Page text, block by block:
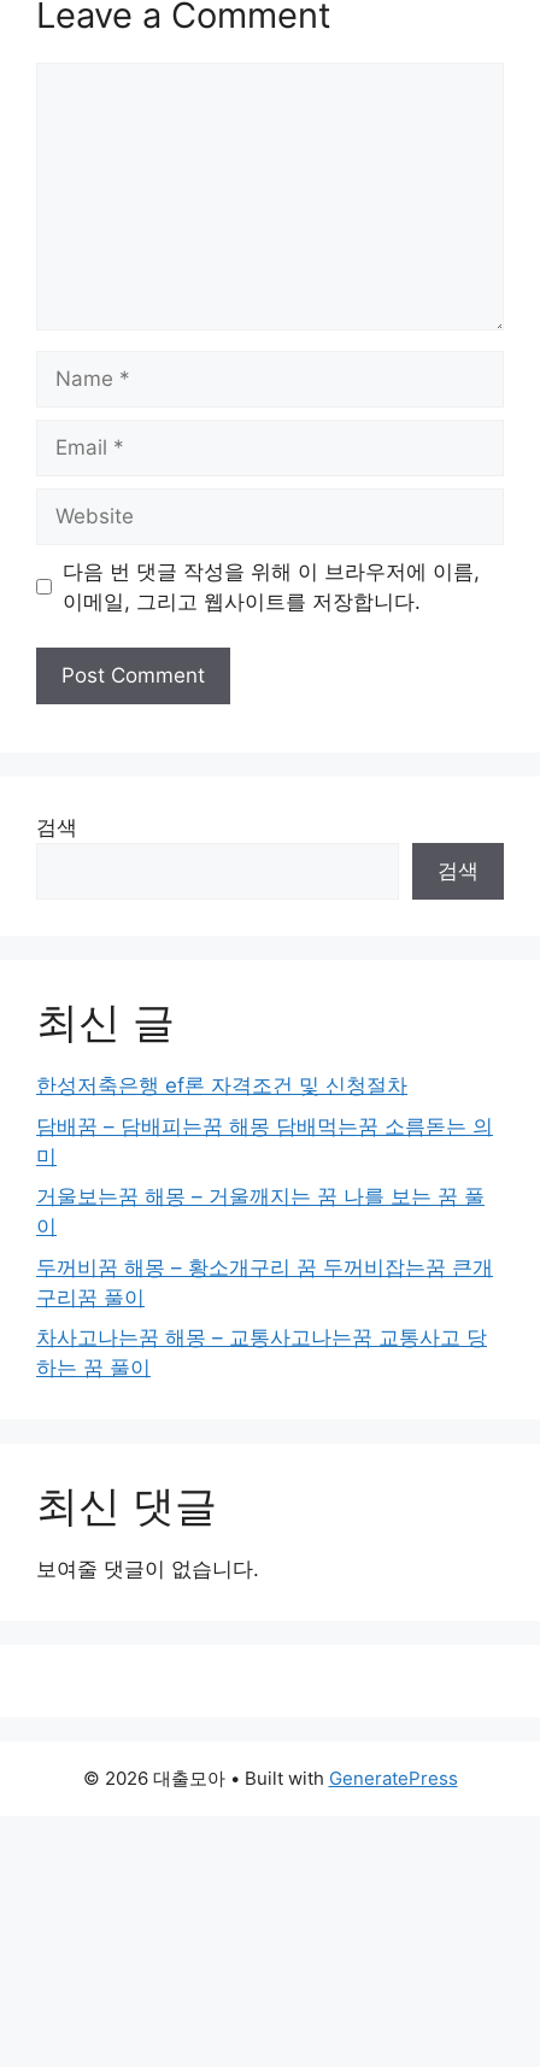
Leave a Comment
다음 번 댓글 작성을 위해 이 브라우저에 이름,
이메일, 그리고 웹사이트를 저장합니다.
검색
검색
최신 글
한성저축은행 ef론 자격조건 및 신청절차
담배꿈 – 담배피는꿈 해몽 담배먹는꿈 소름돋는 의
미
거울보는꿈 해몽 – 거울깨지는 꿈 나를 보는 꿈 풀
이
두꺼비꿈 해몽 – 황소개구리 꿈 두꺼비잡는꿈 큰개
구리꿈 풀이
차사고나는꿈 해몽 – 교통사고나는꿈 교통사고 당
하는 꿈 풀이
최신 댓글
보여줄 댓글이 없습니다.
© 2026 대출모아• Built with GeneratePress